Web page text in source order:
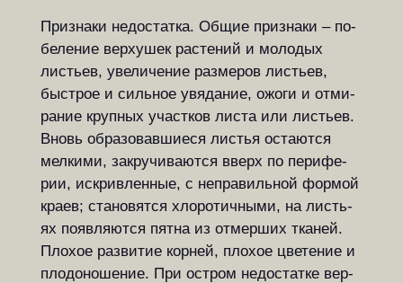
Признаки недостатка. Общие при­зна­ки – по­
бе­ле­ние верхушек ра­с­те­ний и мо­ло­дых
листьев, уве­ли­че­ние раз­ме­ров листьев,
быстрое и силь­ное увя­да­ние, ожо­ги и от­ми­
ра­ние круп­ных уча­с­т­ков ли­с­та или ли­с­ть­ев.
Вновь об­ра­зо­вав­ши­е­ся ли­с­тья ос­та­ют­ся
мел­ки­ми, зак­ру­чи­ва­ют­ся вверх по пе­ри­фе­
рии, ис­крив­лен­ные, с не­пра­виль­ной фор­мой
кра­ев; ста­но­вят­ся хло­ро­тич­ны­ми, на ли­с­ть­
ях по­яв­ля­ют­ся пят­на из от­мер­ших тка­ней.
Пло­хое развитие корней, пло­хое цветение и
плодоношение. При ос­т­ром не­до­стат­ке вер­